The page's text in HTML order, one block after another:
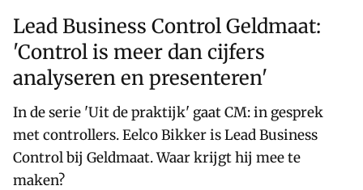
Lead Business Control Geldmaat:
'Control is meer dan cijfers
analyseren en presenteren'
In de serie 'Uit de praktijk' gaat CM: in gesprek
met controllers. Eelco Bikker is Lead Business
Control bij Geldmaat. Waar krijgt hij mee te
maken?